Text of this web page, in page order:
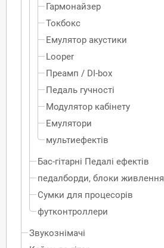
Гармонайзер
Токбокс
Емулятор акустики
Looper
Преамп / DI-box
Педаль гучності
Модулятор кабінету
Емулятори
мультиефектів
Бас-гітарні Педалі ефектів
педалборди, блоки живлення
Сумки для процесорів
футконтроллери
Звукознімачі